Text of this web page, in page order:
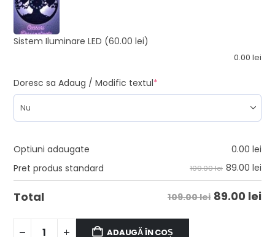
Sistem Iluminare LED (60.00 lei)
0.00 lei
Doresc sa Adaug / Modific textul*
Optiuni adaugate 0.00 lei
Pret produs standard
109.00 lei 89.00 lei
Total 109.00 lei 89.00 lei
ADAUGĂ ÎN COȘ